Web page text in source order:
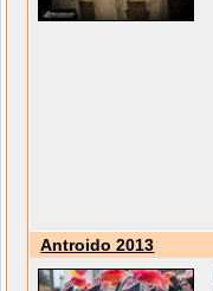
Antroido 2013